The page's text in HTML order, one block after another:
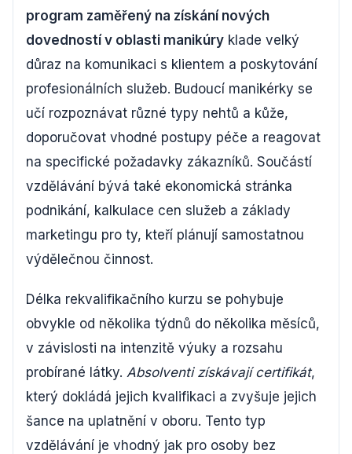
program zaměřený na získání nových
dovedností v oblasti manikúry klade velký
důraz na komunikaci s klientem a poskytování
profesionálních služeb. Budoucí manikérky se
učí rozpoznávat různé typy nehtů a kůže,
doporučovat vhodné postupy péče a reagovat
na specifické požadavky zákazníků. Součástí
vzdělávání bývá také ekonomická stránka
podnikání, kalkulace cen služeb a základy
marketingu pro ty, kteří plánují samostatnou
výdělečnou činnost.
Délka rekvalifikačního kurzu se pohybuje
obvykle od několika týdnů do několika měsíců,
v závislosti na intenzitě výuky a rozsahu
probírané látky. Absolventi získávají certifikát,
který dokládá jejich kvalifikaci a zvyšuje jejich
šance na uplatnění v oboru. Tento typ
vzdělávání je vhodný jak pro osoby bez